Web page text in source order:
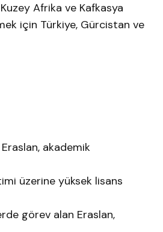
Afrika ve Kafkasya
için Türkiye, Gürcistan ve
akademik
üzerine yüksek lisans
görev alan Eraslan,